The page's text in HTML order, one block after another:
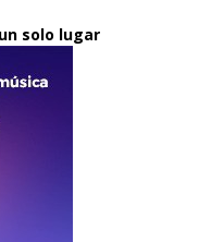
solo lugar